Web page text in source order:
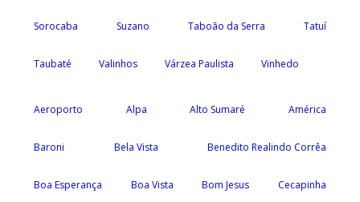
Sorocaba Suzano Taboão da Serra Tatuí
Taubaté Valinhos Várzea Paulista Vinhedo
Aeroporto Alpa Alto Sumaré América
Baroni Bela Vista Benedito Realindo Corrêa
Boa Esperança Boa Vista Bom Jesus Cecapinha